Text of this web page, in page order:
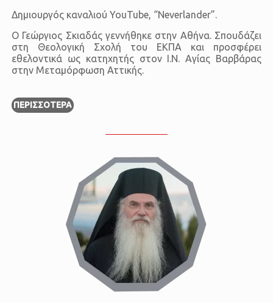
Δημιουργός καναλιού YouTube, “Neverlander”.
Ο Γεώργιος Σκιαδάς γεννήθηκε στην Αθήνα. Σπουδάζει
στη Θεολογική Σχολή του ΕΚΠΑ και προσφέρει
εθελοντικά ως κατηχητής στον Ι.Ν. Αγίας Βαρβάρας
στην Μεταμόρφωση Αττικής.
ΠΕΡΙΣΣΌΤΕΡΑ